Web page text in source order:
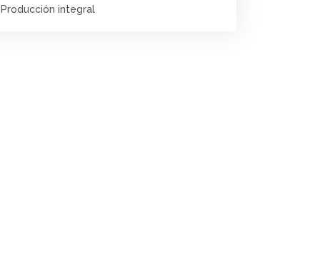
Producción integral